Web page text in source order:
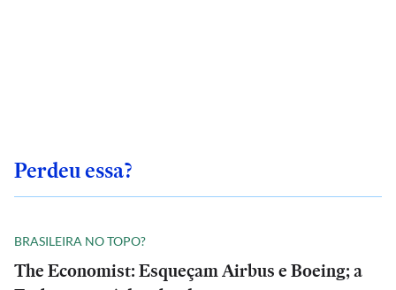
Perdeu essa?
BRASILEIRA NO TOPO?
The Economist: Esqueçam Airbus e Boeing; a